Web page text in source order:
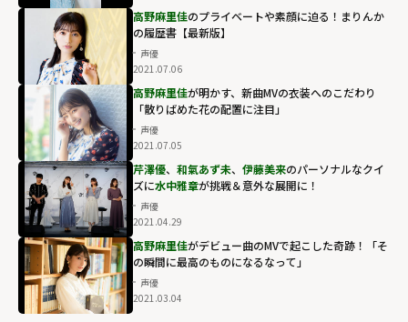
高野麻里佳のプライベートや素顔に迫る！まりんか
の履歴書【最新版】
声優
2021.07.06
高野麻里佳が明かす、新曲MVの衣装へのこだわり
「散りばめた花の配置に注目」
声優
2021.07.05
芹澤優、 和氣あず未、 伊藤美来のパーソナルなクイ
ズに水中雅章が挑戦＆意外な展開に！
声優
2021.04.29
高野麻里佳がデビュー曲のMVで起こした奇跡！「そ
の瞬間に最高のものになるなって」
声優
2021.03.04